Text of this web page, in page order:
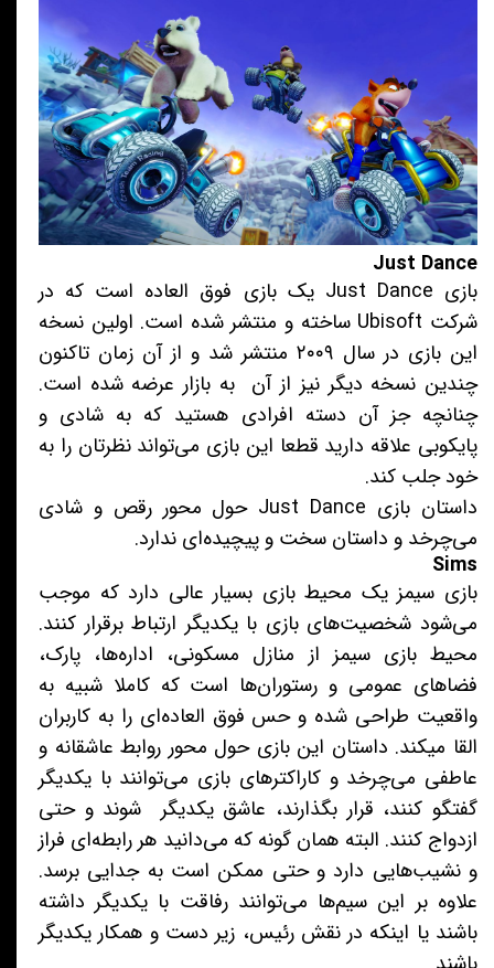
Just Dance
بازی Just Dance یک بازی فوق العاده است که در
شرکت Ubisoft ساخته و منتشر شده است. اولین نسخه
این بازی در سال ۲۰۰۹ منتشر شد و از آن زمان تاکنون
چندین نسخه دیگر نیز از آن به بازار عرضه شده است.
چنانچه جز آن دسته افرادی هستید که به شادی و
پایکوبی علاقه دارید قطعا این بازی می‌تواند نظرتان را به
خود جلب کند.
داستان بازی Just Dance حول محور رقص و شادی
می‌چرخد و داستان سخت و پیچیده‌ای ندارد.
Sims
بازی سیمز یک محیط بازی بسیار عالی دارد که موجب
می‌شود شخصیت‌های بازی با یکدیگر ارتباط برقرار کنند.
محیط بازی سیمز از منازل مسکونی، اداره‌ها، پارک،
فضاهای عمومی و رستوران‌ها است که کاملا شبیه به
واقعیت طراحی شده‌ و حس فوق العاده‌ای را به کاربران
القا میکند. داستان این بازی حول محور روابط عاشقانه و
عاطفی می‌چرخد و کاراکترهای بازی می‌توانند با یکدیگر
گفتگو کنند، قرار بگذارند، عاشق یکدیگر شوند و حتی
ازدواج کنند. البته همان گونه که می‌دانید هر رابطه‌ای فراز
و نشیب‌هایی دارد و حتی ممکن است به جدایی برسد.
علاوه بر این سیم‌ها می‌توانند رفاقت‌ با یکدیگر داشته
باشند یا اینکه در نقش رئیس، زیر دست و همکار یکدیگر